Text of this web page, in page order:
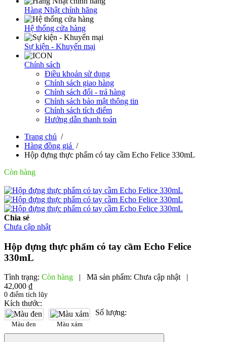
Hàng Nhật chính hãng
Hệ thống cửa hàng
Sự kiện - Khuyến mại
Chính sách
Điều khoản sử dụng
Chính sách giao hàng
Chính sách đổi - trả hàng
Chính sách bảo mật thông tin
Chính sách tích điểm
Hướng dẫn thanh toán
Trang chủ /
Hàng đồng giá /
Hộp đựng thực phẩm có tay cầm Echo Felice 330mL
Còn hàng
Chia sẻ
Chưa cập nhật
Hộp đựng thực phẩm có tay cầm Echo Felice
330mL
Tình trạng: Còn hàng | Mã sản phẩm: Chưa cập nhật
|
42,000 ₫
0 điểm tích lũy
Kích thước:
Màu đen Màu xám
Số lượng: